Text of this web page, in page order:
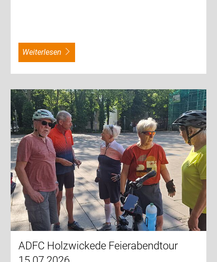
weiterlesen
ADFC Holzwickede Feierabendtour